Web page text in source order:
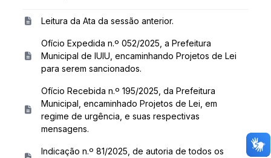
Leitura da Ata da sessão anterior.
Ofício Expedida n.º 052/2025, a Prefeitura
Municipal de IUIU, encaminhando Projetos de Lei
para serem sancionados.
Ofício Recebida n.º 195/2025, da Prefeitura
Municipal, encaminhado Projetos de Lei, em
regime de urgência, e suas respectivas
mensagens.
Indicação n.º 81/2025, de autoria de todos os